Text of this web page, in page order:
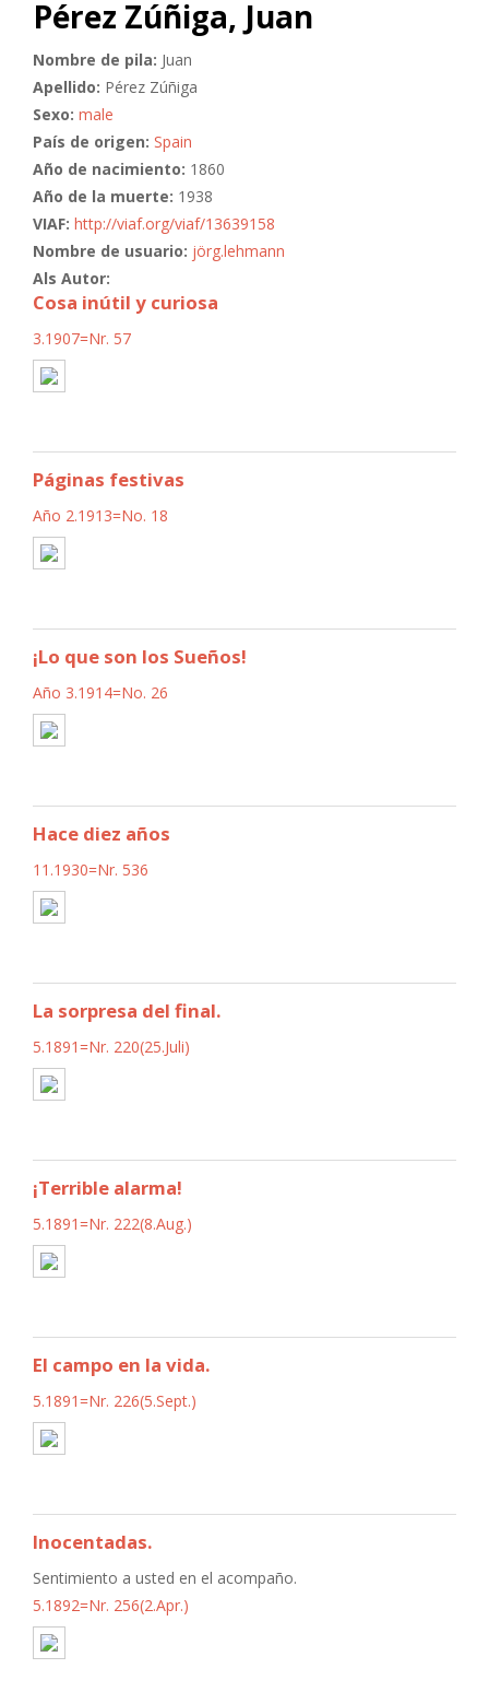
Pérez Zúñiga, Juan
Nombre de pila: Juan
Apellido: Pérez Zúñiga
Sexo: male
País de origen: Spain
Año de nacimiento: 1860
Año de la muerte: 1938
VIAF: http://viaf.org/viaf/13639158
Nombre de usuario: jörg.lehmann
Als Autor:
Cosa inútil y curiosa
3.1907=Nr. 57
Páginas festivas
Año 2.1913=No. 18
¡Lo que son los Sueños!
Año 3.1914=No. 26
Hace diez años
11.1930=Nr. 536
La sorpresa del final.
5.1891=Nr. 220(25.Juli)
¡Terrible alarma!
5.1891=Nr. 222(8.Aug.)
El campo en la vida.
5.1891=Nr. 226(5.Sept.)
Inocentadas.
Sentimiento a usted en el acompaño.
5.1892=Nr. 256(2.Apr.)